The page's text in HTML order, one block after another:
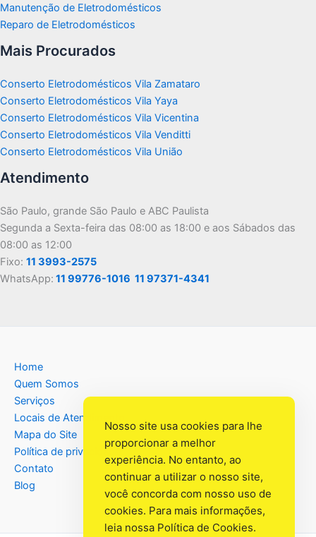
Manutenção de Eletrodomésticos
Reparo de Eletrodomésticos
Mais Procurados
Conserto Eletrodomésticos Vila Zamataro
Conserto Eletrodomésticos Vila Yaya
Conserto Eletrodomésticos Vila Vicentina
Conserto Eletrodomésticos Vila Venditti
Conserto Eletrodomésticos Vila União
Atendimento
São Paulo, grande São Paulo e ABC Paulista
Segunda a Sexta-feira das 08:00 as 18:00 e aos Sábados das
08:00 as 12:00
Fixo: 11 3993-2575
WhatsApp: 11 99776-1016 11 97371-4341
Home
Quem Somos
Serviços
Locais de Atendimento
Mapa do Site
Política de privacidade
Contato
Blog
Nosso site usa cookies para lhe
proporcionar a melhor
experiência. No entanto, ao
continuar a utilizar o nosso site,
você concorda com nosso uso de
cookies. Para mais informações,
leia nossa Política de Cookies.